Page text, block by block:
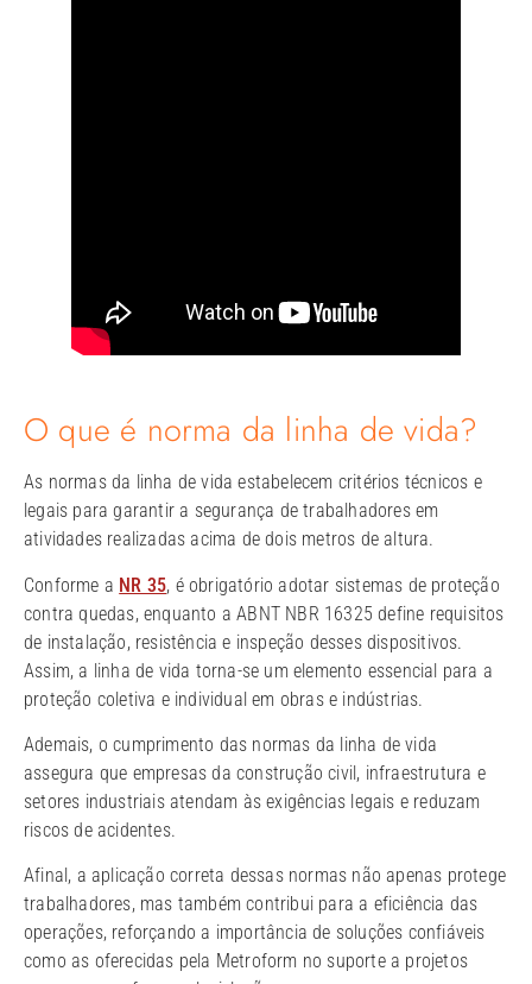
O que é norma da linha de vida?
As normas da linha de vida estabelecem critérios técnicos e
legais para garantir a segurança de trabalhadores em
atividades realizadas acima de dois metros de altura.
Conforme a NR 35, é obrigatório adotar sistemas de proteção
contra quedas, enquanto a ABNT NBR 16325 define requisitos
de instalação, resistência e inspeção desses dispositivos.
Assim, a linha de vida torna-se um elemento essencial para a
proteção coletiva e individual em obras e indústrias.
Ademais, o cumprimento das normas da linha de vida
assegura que empresas da construção civil, infraestrutura e
setores industriais atendam às exigências legais e reduzam
riscos de acidentes.
Afinal, a aplicação correta dessas normas não apenas protege
trabalhadores, mas também contribui para a eficiência das
operações, reforçando a importância de soluções confiáveis
como as oferecidas pela Metroform no suporte a projetos